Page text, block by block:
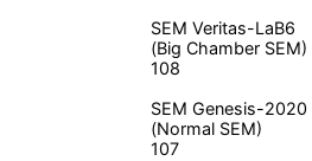
SEM Veritas-LaB6
(Big Chamber SEM)
108
SEM Genesis-2020
(Normal SEM)
107